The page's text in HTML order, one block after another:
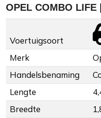
OPEL COMBO LIFE
Voertuigsoort
Merk
Handelsbenaming
Lengte
Breedte